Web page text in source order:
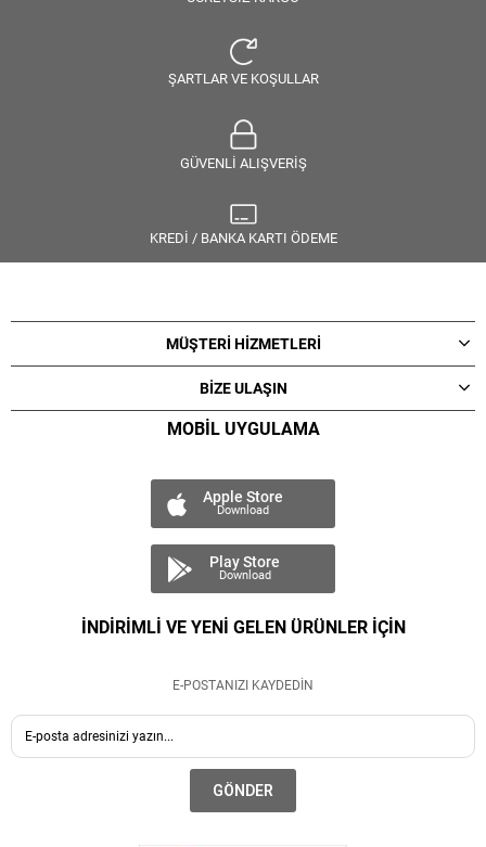
ŞARTLAR VE KOŞULLAR
GÜVENLİ ALIŞVERİŞ
KREDİ / BANKA KARTI ÖDEME
MÜŞTERİ HİZMETLERİ
BİZE ULAŞIN
MOBİL UYGULAMA
Apple Store
Download
Play Store
Download
İNDİRİMLİ VE YENİ GELEN ÜRÜNLER İÇİN
E-POSTANIZI KAYDEDİN
GÖNDER